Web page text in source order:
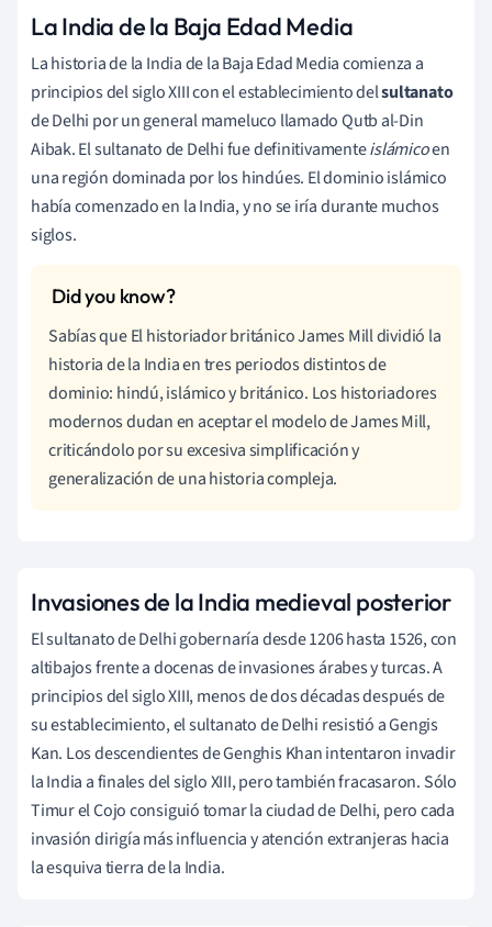
La India de la Baja Edad Media
La historia de la India de la Baja Edad Media comienza a
principios del siglo XIII con el establecimiento delsultanato
de Delhi por un general mameluco llamadoQutb al-Din
Aibak. El sultanato de Delhi fue definitivamenteislámicoen
una región dominada por los hindúes. El dominio islámico
había comenzado en la India, y no se iría durante muchos
siglos.
Sabías que El historiador británico James Mill dividió la
historia de la India en tres periodos distintos de
dominio: hindú, islámico y británico. Los historiadores
modernos dudan en aceptar el modelo de James Mill,
criticándolo por su excesiva simplificación y
generalización de una historia compleja.
Invasiones de la India medieval posterior
El sultanato de Delhi gobernaría desde 1206 hasta 1526, con
altibajos frente a docenas de invasiones árabes y turcas. A
principios del siglo XIII, menos de dos décadas después de
su establecimiento, el sultanato de Delhi resistió a Gengis
Kan. Los descendientes de Genghis Khan intentaron invadir
la India a finales del siglo XIII, pero también fracasaron. Sólo
Timur el Cojo consiguió tomar la ciudad de Delhi, pero cada
invasión dirigía más influencia y atención extranjeras hacia
la esquiva tierra de la India.